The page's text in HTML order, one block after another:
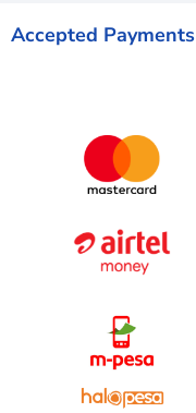
Accepted Payments